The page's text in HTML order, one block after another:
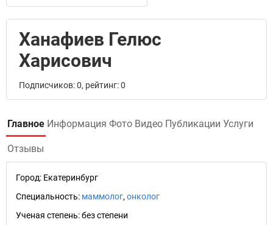
Ханафиев Гелюс
Харисович
Подписчиков: 0, рейтинг: 0
Главное Информация Фото Видео Публикации Услуги
Отзывы
Город: Екатеринбург
Специальность: маммолог, онколог
Ученая степень:без степени